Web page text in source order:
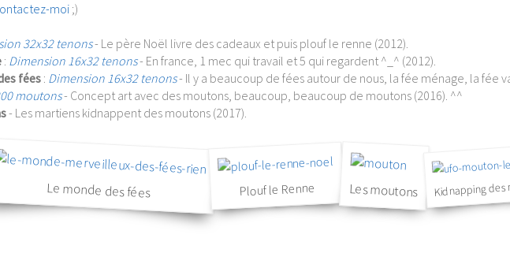
moi ;)
32x32 tenons- Le père Noël livre des cadeaux et puis plouf le renne (2012).
: Dimension 16x32 tenons- En france, 1 mec qui travail et 5 qui regardent ^_^ (2012).
fées : Dimension 16x32 tenons- Il y a beaucoup de fées autour de nous, la fée ménage, la fée
moutons- Concept art avec des moutons, beaucoup, beaucoup de moutons (2016). ^^
- Les martiens kidnappent des moutons (2017).
Le monde des fées Plouf le Renne Les moutons Kidnapping